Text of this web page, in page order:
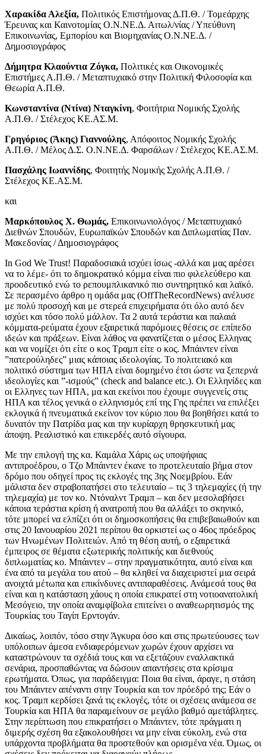
Χαρακίδα Αλεξία, Πολιτικός Επιστήμονας Δ.Π.Θ. / Τομεάρχης
Έρευνας και Καινοτομίας Ο.Ν.ΝΕ.Δ. Αιτωλ/νίας / Υπεύθυνη
Επικοινωνίας, Εμπορίου και Βιομηχανίας Ο.Ν.ΝΕ.Δ. /
Δημοσιογράφος
Δήμητρα Κλαούντια Ζόγκα, Πολιτικές και Οικονομικές
Επιστήμες Α.Π.Θ. / Μεταπτυχιακό στην Πολιτική Φιλοσοφία και
Θεωρία Α.Π.Θ.
Κωνσταντίνα (Ντίνα) Νταγκίνη, Φοιτήτρια Νομικής Σχολής
Α.Π.Θ. / Στέλεχος ΚΕ.ΑΣ.Μ.
Γρηγόριος (Άκης) Γιαννούλης, Απόφοιτος Νομικής Σχολής
Α.Π.Θ. / Μέλος Δ.Σ. Ο.Ν.ΝΕ.Δ. Φαρσάλων / Στέλεχος ΚΕ.ΑΣ.Μ.
Πασχάλης Ιωαννίδης, Φοιτητής Νομικής Σχολής Α.Π.Θ. /
Στέλεχος ΚΕ.ΑΣ.Μ.
και
Μαρκόπουλος Χ. Θωμάς, Επικοινωνιολόγος / Μεταπτυχιακό
Διεθνών Σπουδών, Ευρωπαϊκών Σπουδών και Διπλωματίας Παν.
Μακεδονίας / Δημοσιογράφος
In God We Trust! Παραδοσιακά ισχύει ίσως -αλλά και μας αρέσει
να το λέμε- ότι το δημοκρατικό κόμμα είναι πιο φιλελεύθερο και
προοδευτικό ενώ το ρεπουμπλικανικό πιο συντηρητικό και λαϊκό.
Σε περασμένο άρθρο η ομάδα μας (OffTheRecordNews) ανέλυσε
με πολύ προσοχή και με στερεά επιχειρήματα ότι όλο αυτό δεν
ισχύει και τόσο πολύ μάλλον. Τα 2 αυτά τεράστια και παλαιά
κόμματα-ρεύματα έχουν εξαιρετικά παρόμοιες θέσεις σε επίπεδο
ιδεών και πράξεων. Είναι λάθος να φανατίζεται ο μέσος Ελληνας
και να νομίζει ότι είτε ο κος Τραμπ είτε ο κος. Μπάιντεν είναι
”πατερούληδες” μιας κάποιας ιδεολογίας. Το πολιτειακό και
πολιτικό σύστημα των ΗΠΑ είναι δομημένο έτσι ώστε να ξεπερνά
ιδεολογίες και ”-ισμούς” (check and balance etc.). Οι Ελληνίδες και
οι Ελληνες των ΗΠΑ, μα και εκείνοι που έχουμε συγγενείς στις
ΗΠΑ και τέλος γενικά ο ελληνισμός επί της Γης πρέπει να επιλέξει
εκλογικά ή πνευματικά εκείνον τον κύριο που θα βοηθήσει κατά το
δυνατόν την Πατρίδα μας και την κυρίαρχη θρησκευτική μας
άποψη. Ρεαλιστικό και επικερδές αυτό σίγουρα.
Με την επιλογή της κα. Καμάλα Χάρις ως υποψήφιας
αντιπροέδρου, ο Τζο Μπάιντεν έκανε το προτελευταίο βήμα στον
δρόμο που οδηγεί προς τις εκλογές της 3ης Νοεμβρίου. Εάν
μάλιστα δεν στραβοπατήσει στο τελευταίο – τις 3 τηλεμαχίες (ή την
τηλεμαχία) με τον κο. Ντόναλντ Τραμπ – και δεν μεσολαβήσει
κάποια τεράστια κρίση ή ανατροπή που θα αλλάξει το σκηνικό,
τότε μπορεί να ελπίζει ότι οι δημοσκοπήσεις θα επιβεβαιωθούν και
στις 20 Ιανουαρίου 2021 περίπου θα ορκιστεί ως ο 46ος πρόεδρος
των Ηνωμένων Πολιτειών. Από τη θέση αυτή, ο εξαιρετικά
έμπειρος σε θέματα εξωτερικής πολιτικής και διεθνούς
διπλωματίας κο. Μπάιντεν – στην πραγματικότητα, αυτό είναι και
ένα από τα μεγάλα του ατού – θα κληθεί να διαχειριστεί μια σειρά
ανοιχτά μέτωπα και επικίνδυνες αντιπαραθέσεις. Ανάμεσά τους θα
είναι και η κατάσταση χάους η οποία επικρατεί στη νοτιοανατολική
Μεσόγειο, την οποία αναμφίβολα επιτείνει ο αναθεωρητισμός της
Τουρκίας του Ταγίπ Ερντογάν.
Δικαίως, λοιπόν, τόσο στην Άγκυρα όσο και στις πρωτεύουσες των
υπόλοιπων άμεσα ενδιαφερόμενων χωρών έχουν αρχίσει να
καταστρώνουν τα σχέδιά τους και να εξετάζουν εναλλακτικά
σενάρια, προσπαθώντας να δώσουν απαντήσεις στα κρίσιμα
ερωτήματα. Όπως, για παράδειγμα: Ποια θα είναι, άραγε, η στάση
του Μπάιντεν απέναντι στην Τουρκία και τον πρόεδρό της; Εάν ο
κος. Τραμπ κερδίσει ξανά τις εκλογές, τότε οι σχέσεις ανάμεσα σε
Τουρκία και ΗΠΑ θα παραμείνουν σε μεγάλο βαθμό αμετάβλητες.
Στην περίπτωση που επικρατήσει ο Μπάιντεν, τότε πράγματι η
διμερής σχέση θα εξακολουθήσει να μην είναι εύκολη, ενώ στα
υπάρχοντα προβλήματα θα προστεθούν και ορισμένα νέα. Όμως, οι